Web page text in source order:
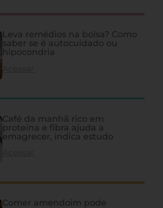
Leva remédios na bolsa? Como
saber se é autocuidado ou
hipocondria
Café da manhã rico em
proteína e fibra ajuda a
emagrecer, indica estudo
Comer amendoim pode